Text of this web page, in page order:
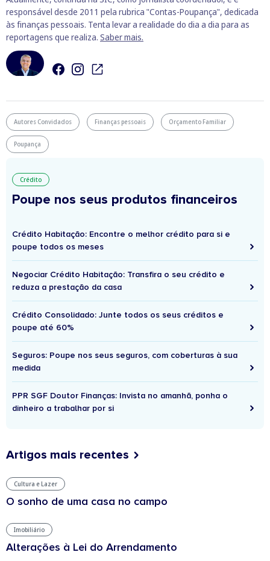
responsável desde 2011 pela rubrica "Contas-Poupança", dedicada
às finanças pessoais. Tenta levar a realidade do dia a dia para as
reportagens que realiza. Saber mais.
Autores Convidados Finanças pessoais Orçamento Familiar
Poupança
Crédito
Poupe nos seus produtos financeiros
Crédito Habitação: Encontre o melhor crédito para si e
poupe todos os meses
Negociar Crédito Habitação: Transfira o seu crédito e
reduza a prestação da casa
Crédito Consolidado: Junte todos os seus créditos e
poupe até 60%
Seguros: Poupe nos seus seguros, com coberturas à sua
medida
PPR SGF Doutor Finanças: Invista no amanhã, ponha o
dinheiro a trabalhar por si
Artigos mais recentes
Cultura e Lazer
O sonho de uma casa no campo
Imobiliário
Alterações à Lei do Arrendamento